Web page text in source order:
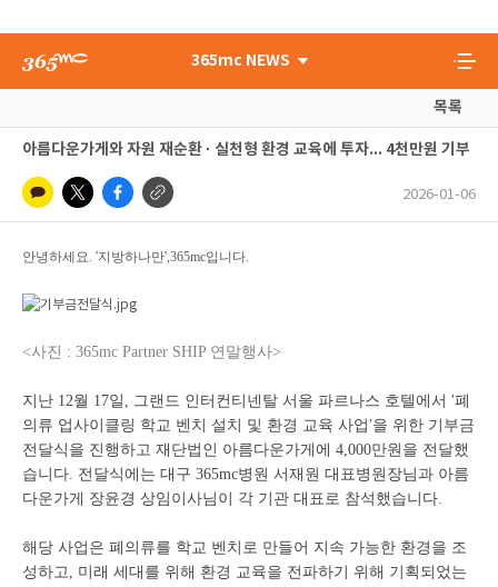
365mc NEWS
목록
아름다운가게와 자원 재순환 · 실천형 환경 교육에 투자... 4천만원 기부
2026-01-06
안녕하세요. '지방하나만',365mc입니다.
<사진 : 365mc Partner SHIP 연말행사>
지난 12월 17일, 그랜드 인터컨티넨탈 서울 파르나스 호텔에서 '폐
의류 업사이클링 학교 벤치 설치 및 환경 교육 사업'을 위한 기부금
전달식을 진행하고 재단법인 아름다운가게에 4,000만원을 전달했
습니다. 전달식에는 대구 365mc병원 서재원 대표병원장님과 아름
다운가게 장윤경 상임이사님이 각 기관 대표로 참석했습니다.
해당 사업은 폐의류를 학교 벤치로 만들어 지속 가능한 환경을 조
성하고, 미래 세대를 위해 환경 교육을 전파하기 위해 기획되었는